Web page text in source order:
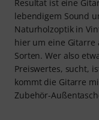
Resultat ist eine
lebendigem Sound
Naturholzoptik in
hier um eine Gitarre
Sorten. Wer also
Preiswertes, sucht,
kommt die Gitarre
Zubehör-